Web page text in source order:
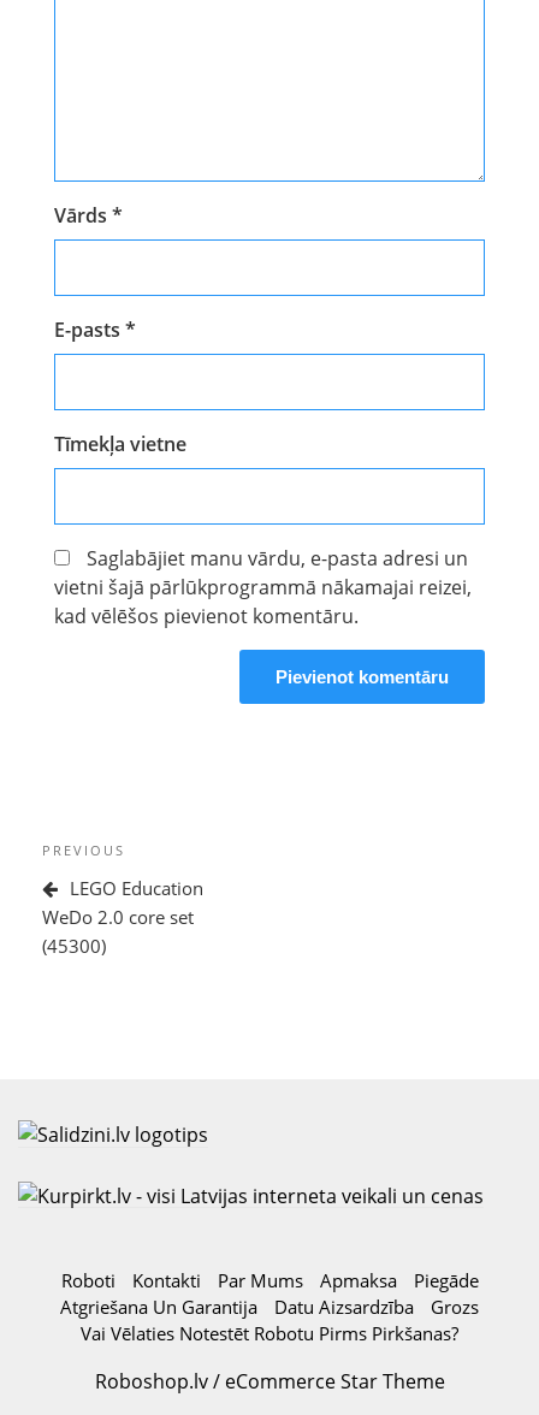
Vārds *
E-pasts *
Tīmekļa vietne
Saglabājiet manu vārdu, e-pasta adresi un
vietni šajā pārlūkprogrammā nākamajai reizei,
kad vēlēšos pievienot komentāru.
Ziņu
izvēlne
Previous
Post
PREVIOUS
LEGO Education
WeDo 2.0 core set
(45300)
Roboti Kontakti Par Mums Apmaksa
Piegāde
Atgriešana Un Garantija
Datu Aizsardzība
Grozs
Vai Vēlaties Notestēt Robotu Pirms Pirkšanas?
Roboshop.lv / eCommerce Star Theme